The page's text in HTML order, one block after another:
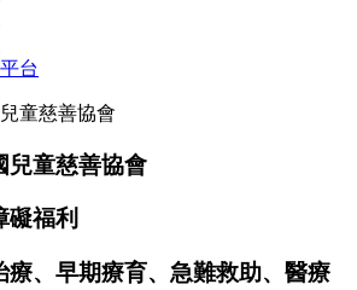
台
兒童慈善協會
礙福利
療、早期療育、急難救助、醫療